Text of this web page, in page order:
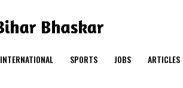
INTERNATIONAL SPORTS JOBS ARTICLES